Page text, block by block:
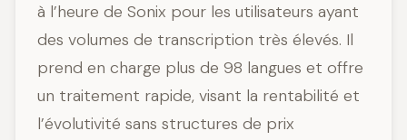
à l’heure de Sonix pour les utilisateurs ayant
des volumes de transcription très élevés. Il
prend en charge plus de 98 langues et offre
un traitement rapide, visant la rentabilité et
l’évolutivité sans structures de prix